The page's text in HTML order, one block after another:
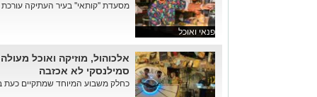
פנאי ואוכל
מסעדת ''קותאי'' בעיר העתיקה
אלכוהול, מוזיקה ואוכל
סמילנסקי לא אכזבה
כחלק משבוע המיוחד שמתקיים כעת